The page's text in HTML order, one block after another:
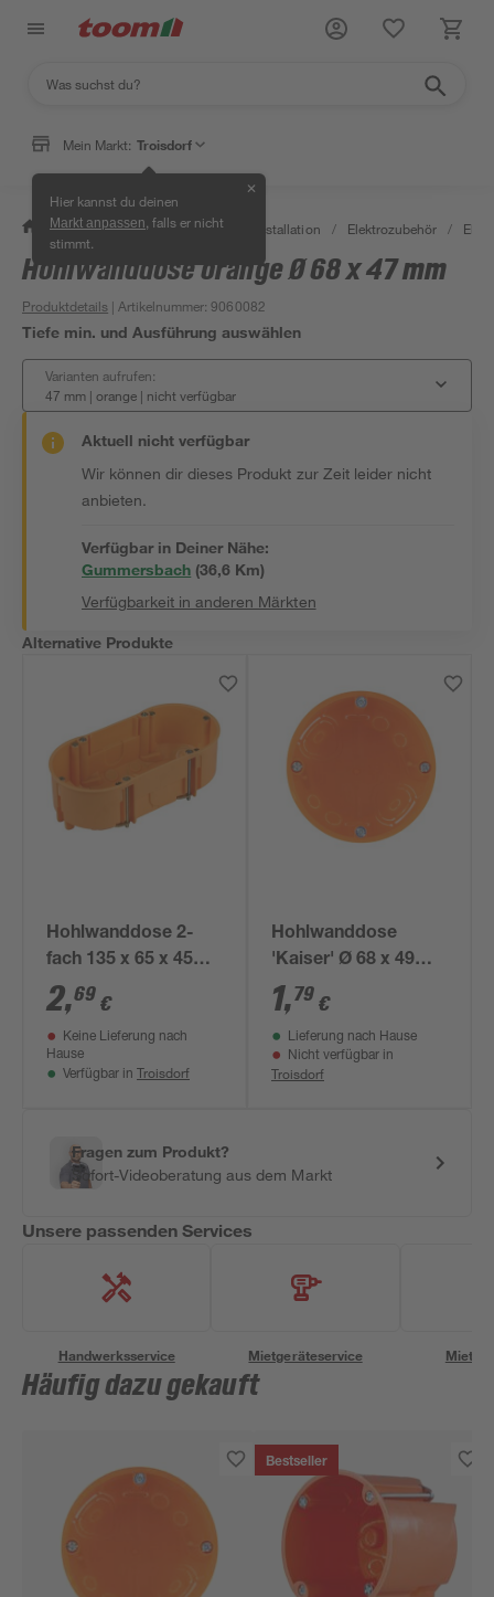
Mein Markt: Troisdorf
Hier kannst du deinen
Markt anpassen , falls er nicht
stimmt.
✕
/ Bauen & Renovieren / Elektroinstallation / Elektrozubehör /
Hohlwanddose orange Ø 68 x 47 mm
Produktdetails | Artikelnummer:9060082
Tiefe min. und Ausführung auswählen
Varianten aufrufen:
47 mm | orange | nicht verfügbar
Aktuell nicht verfügbar
Wir können dir dieses Produkt zur Zeit leider nicht
anbieten.
Verfügbar in Deiner Nähe:
Gummersbach (36,6 Km)
Verfügbarkeit in anderen Märkten
Alternative Produkte
Hohlwanddose 2-
fach 135 x 65 x 45
mm
2,69 €
Keine Lieferung nach
Hause
Verfügbar in Troisdorf
Hohlwanddose
'Kaiser' Ø 68 x 49
mm
1,79 €
Lieferung nach Hause
Nicht verfügbar in
Troisdorf
Fragen zum Produkt?
Sofort-Videoberatung aus dem Markt
Unsere passenden Services
Handwerksservice Mietgeräteservice
Häufig dazu gekauft
Bestseller